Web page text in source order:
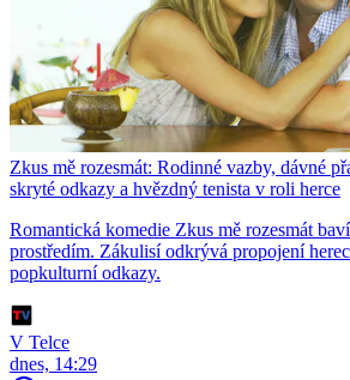
Zkus mě rozesmát: Rodinné vazby, dávné
skryté odkazy a hvězdný tenista v roli herce
Romantická komedie Zkus mě rozesmát
prostředím. Zákulisí odkrývá propojení
popkulturní odkazy.
V Telce
dnes, 14:29